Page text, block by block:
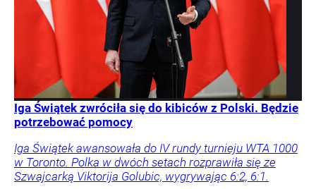
Iga Świątek zwróciła się do kibiców z Polski. Będzie
potrzebować pomocy
Iga Świątek awansowała do IV rundy turnieju WTA 1000
w Toronto. Polka w dwóch setach rozprawiła się ze
Szwajcarką Viktorija Golubic, wygrywając 6:2, 6:1.